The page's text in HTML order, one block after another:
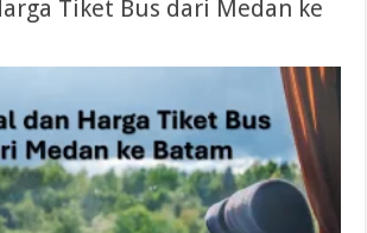
Tiket Bus dari Medan ke